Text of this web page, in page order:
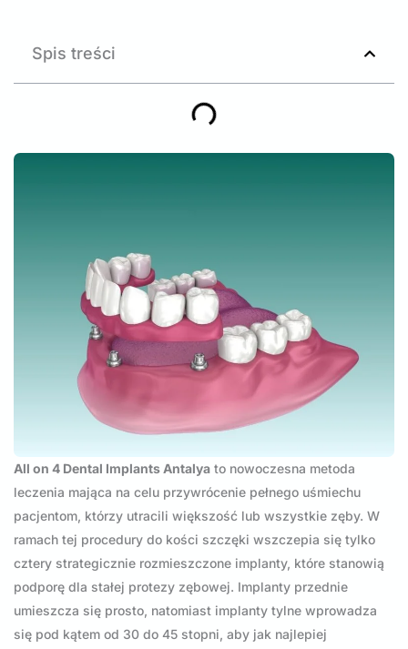
Spis treści
All on 4 Dental Implants Antalya to nowoczesna metoda
leczenia mająca na celu przywrócenie pełnego uśmiechu
pacjentom, którzy utracili większość lub wszystkie zęby. W
ramach tej procedury do kości szczęki wszczepia się tylko
cztery strategicznie rozmieszczone implanty, które stanowią
podporę dla stałej protezy zębowej. Implanty przednie
umieszcza się prosto, natomiast implanty tylne wprowadza
się pod kątem od 30 do 45 stopni, aby jak najlepiej